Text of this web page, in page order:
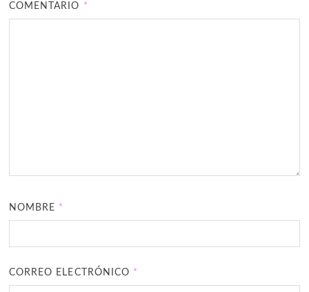
COMENTARIO *
NOMBRE *
CORREO ELECTRÓNICO *